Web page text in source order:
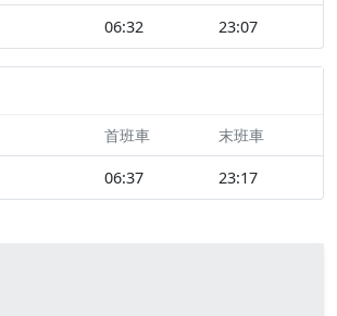
06:32 23:07
首班車 末班車
06:37 23:17